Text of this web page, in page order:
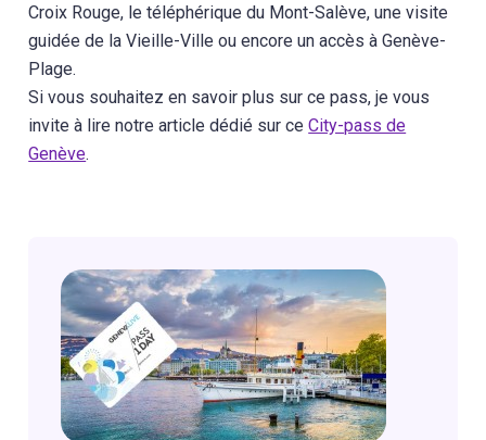
Croix Rouge, le téléphérique du Mont-Salève, une visite
guidée de la Vieille-Ville ou encore un accès à Genève-
Plage.
Si vous souhaitez en savoir plus sur ce pass, je vous
invite à lire notre article dédié sur ceCity-pass de
Genève.